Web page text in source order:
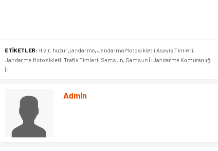
ETİKETLER: Hızır, huzur, jandarma, Jandarma Motosikletli Asayiş Timleri,
Jandarma Motosikletli Trafik Timleri, Samsun, Samsun İl Jandarma Komutanlığı
İl
Admin